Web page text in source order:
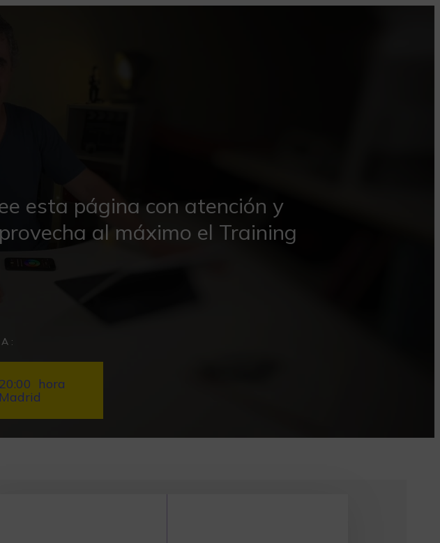
esta página con atención y
al máximo el Training
20:00 hora
Madrid